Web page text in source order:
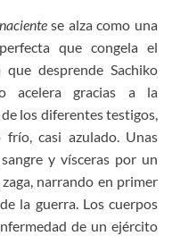
se alza como una
que congela el
desprende Sachiko
acelera gracias a la
los diferentes testigos,
casi azulado. Unas
y vísceras por un
narrando en primer
la guerra. Los cuerpos
de un ejército